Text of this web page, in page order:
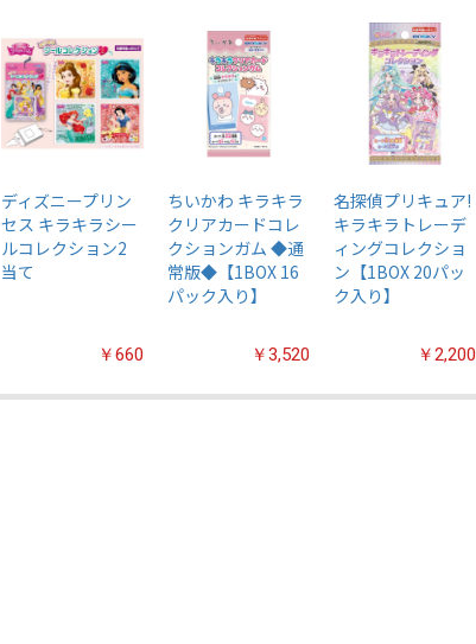
ディズニープリン
セス キラキラシー
ルコレクション2
当て
￥660
ちいかわ キラキラ
クリアカードコレ
クションガム ◆通
常版◆【1BOX 16
パック入り】
￥3,520
名探偵プリキュア!
キラキラトレーデ
ィングコレクショ
ン【1BOX 20パッ
ク入り】
￥2,200